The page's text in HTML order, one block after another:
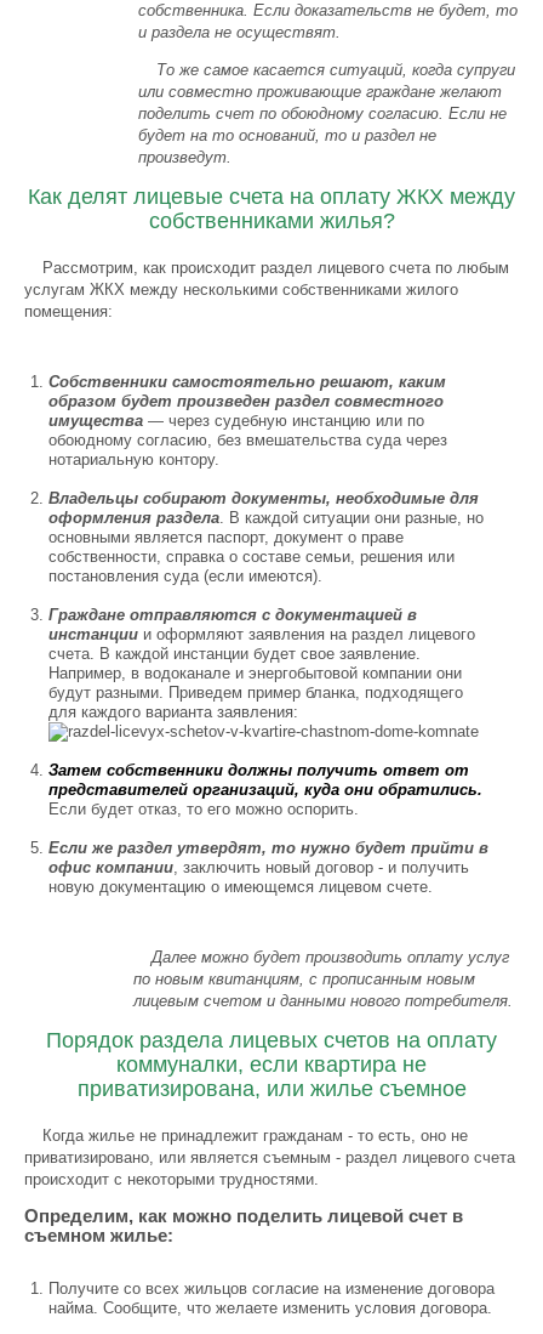
собственника. Если доказательств не будет, то
и раздела не осуществят.
То же самое касается ситуаций, когда супруги
или совместно проживающие граждане желают
поделить счет по обоюдному согласию. Если не
будет на то оснований, то и раздел не
произведут.
Как делят лицевые счета на оплату ЖКХ между
собственниками жилья?
Рассмотрим, как происходит раздел лицевого счета по любым
услугам ЖКХ между несколькими собственниками жилого
помещения:
Собственники самостоятельно решают, каким
образом будет произведен раздел совместного
имущества — через судебную инстанцию или по
обоюдному согласию, без вмешательства суда через
нотариальную контору.
Владельцы собирают документы, необходимые для
оформления раздела. В каждой ситуации они разные, но
основными является паспорт, документ о праве
собственности, справка о составе семьи, решения или
постановления суда (если имеются).
Граждане отправляются с документацией в
инстанции и оформляют заявления на раздел лицевого
счета. В каждой инстанции будет свое заявление.
Например, в водоканале и энергобытовой компании они
будут разными. Приведем пример бланка, подходящего
для каждого варианта заявления:
Затем собственники должны получить ответ от
представителей организаций, куда они обратились.
Если будет отказ, то его можно оспорить.
Если же раздел утвердят, то нужно будет прийти в
офис компании, заключить новый договор - и получить
новую документацию о имеющемся лицевом счете.
Далее можно будет производить оплату услуг
по новым квитанциям, с прописанным новым
лицевым счетом и данными нового потребителя.
Порядок раздела лицевых счетов на оплату
коммуналки, если квартира не
приватизирована, или жилье съемное
Когда жилье не принадлежит гражданам - то есть, оно не
приватизировано, или является съемным - раздел лицевого счета
происходит с некоторыми трудностями.
Определим, как можно поделить лицевой счет в
съемном жилье:
Получите со всех жильцов согласие на изменение договора
найма. Сообщите, что желаете изменить условия договора.